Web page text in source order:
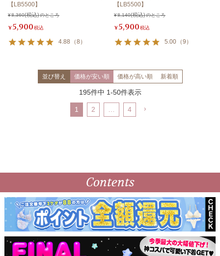
【LB5500】
¥8,360 のところ
¥5,900税込
4.88 （8 ）
【LB5500】
¥8,140 のところ
¥5,900税込
5.00 （9 ）
並び替え 価格が安い順 価格が高い順 新着順
195件中 1-50件表示
1 2 4
Contents